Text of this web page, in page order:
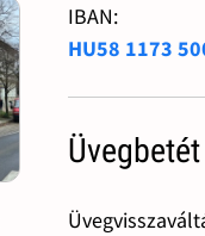
IBAN:
HU58 1173